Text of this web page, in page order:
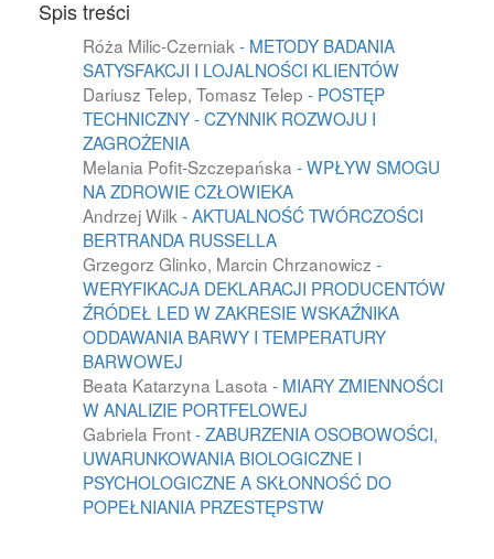
Spis treści
Róża Milic-Czerniak - METODY BADANIA
SATYSFAKCJI I LOJALNOŚCI KLIENTÓW
Dariusz Telep, Tomasz Telep - POSTĘP
TECHNICZNY - CZYNNIK ROZWOJU I
ZAGROŻENIA
Melania Pofit-Szczepańska - WPŁYW SMOGU
NA ZDROWIE CZŁOWIEKA
Andrzej Wilk - AKTUALNOŚĆ TWÓRCZOŚCI
BERTRANDA RUSSELLA
Grzegorz Glinko, Marcin Chrzanowicz -
WERYFIKACJA DEKLARACJI PRODUCENTÓW
ŹRÓDEŁ LED W ZAKRESIE WSKAŹNIKA
ODDAWANIA BARWY I TEMPERATURY
BARWOWEJ
Beata Katarzyna Lasota - MIARY ZMIENNOŚCI
W ANALIZIE PORTFELOWEJ
Gabriela Front- ZABURZENIA OSOBOWOŚCI,
UWARUNKOWANIA BIOLOGICZNE I
PSYCHOLOGICZNE A SKŁONNOŚĆ DO
POPEŁNIANIA PRZESTĘPSTW